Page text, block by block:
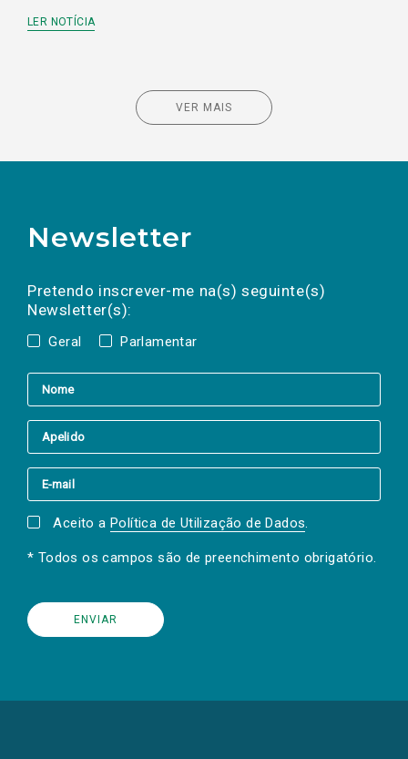
LER NOTÍCIA
VER MAIS
Newsletter
Pretendo inscrever-me na(s) seguinte(s)
Newsletter(s):
Geral Parlamentar
a(s) newsletter(s).
mail
Aceito a Política de Utilização de Dados.
* Todos os campos são de preenchimento obrigatório.